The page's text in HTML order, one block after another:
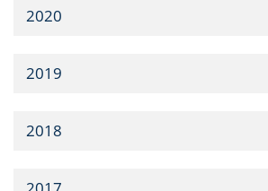
2020
2019
2018